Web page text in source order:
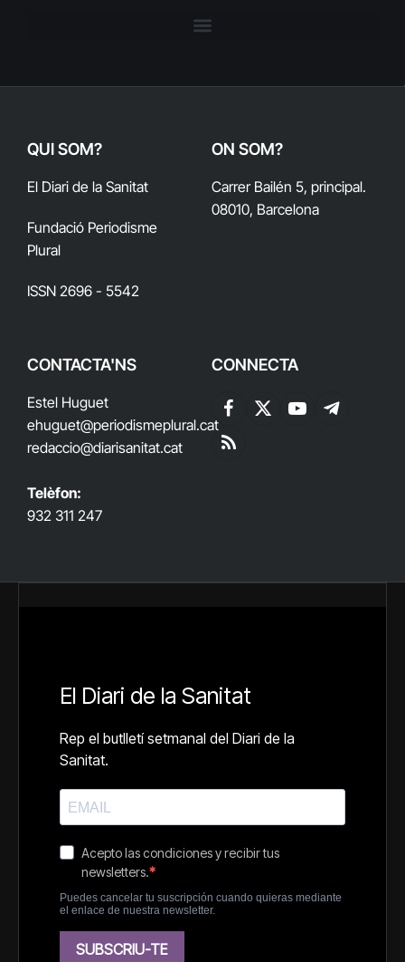
QUI SOM?
El Diari de la Sanitat
Fundació Periodisme
Plural
ISSN 2696 - 5542
ON SOM?
Carrer Bailén 5, principal.
08010, Barcelona
CONTACTA'NS
Estel Huguet
ehuguet@periodismeplural.cat
redaccio@diarisanitat.cat
Telèfon:
932 311 247
CONNECTA
Facebook
X
YouTubeTelegram
RSS